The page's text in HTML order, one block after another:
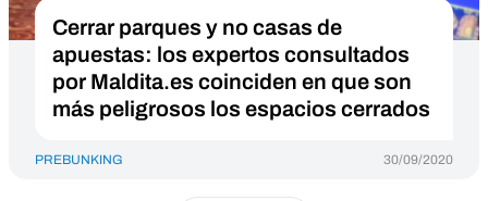
Cerrar parques y no casas de
apuestas: los expertos consultados
por Maldita.es coinciden en que son
más peligrosos los espacios cerrados
PREBUNKING 30/09/2020